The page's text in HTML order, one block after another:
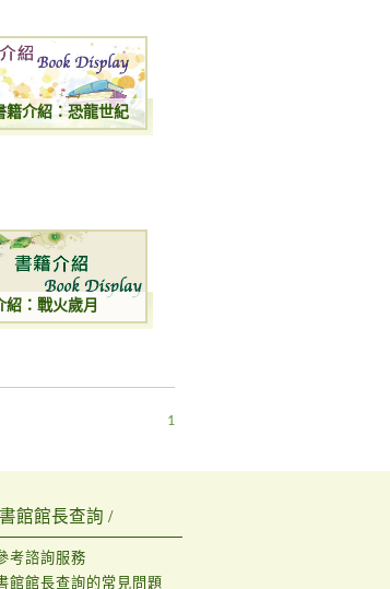
籍介紹：恐龍世紀
紹：戰火歲月
1
館館長查詢 /
考諮詢服務
館館長查詢的常見問題